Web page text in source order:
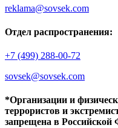
reklama@sovsek.com
Отдел распространения:
+7 (499) 288-00-72
sovsek@sovsek.com
*Организации и
террористов и
запрещена в Российской